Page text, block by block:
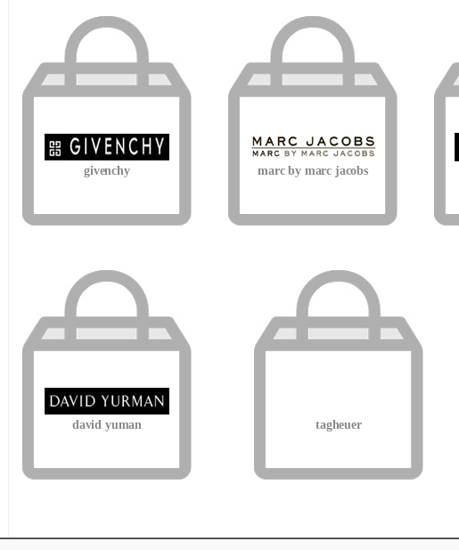
givenchy marc by marc jacobs
david yuman tagheuer